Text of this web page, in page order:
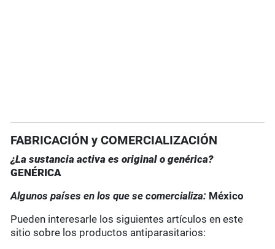
FABRICACIÓN y COMERCIALIZACIÓN
¿La sustancia activa es original o genérica?
GENÉRICA
Algunos países en los que se comercializa: México
Pueden interesarle los siguientes artículos en este
sitio sobre los productos antiparasitarios: